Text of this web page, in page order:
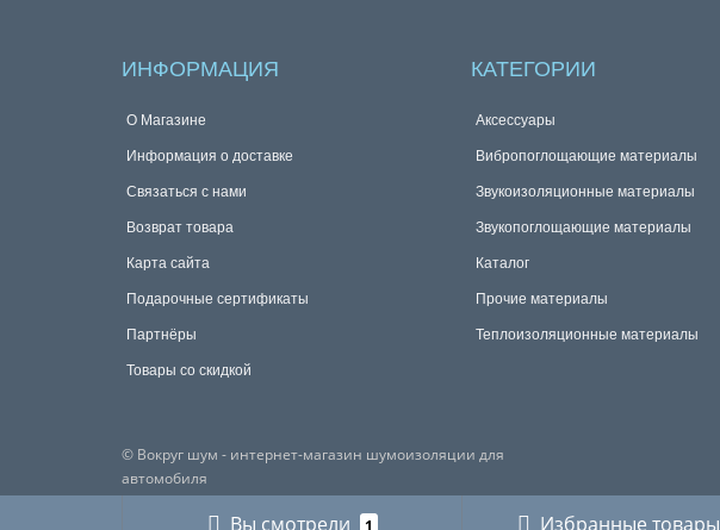
ИНФОРМАЦИЯ
О Магазине
Информация о доставке
Связаться с нами
Возврат товара
Карта сайта
Подарочные сертификаты
Партнёры
Товары со скидкой
КАТЕГОРИИ
Аксессуары
Вибропоглощающие материалы
Звукоизоляционные материалы
Звукопоглощающие материалы
Каталог
Прочие материалы
Теплоизоляционные материалы
© Вокруг шум - интернет-магазин шумоизоляции для
автомобиля
Вы смотрели 1 Избранные товары